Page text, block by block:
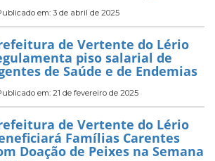
em: 3 de abril de 2025
de Vertente do Lério
piso salarial de
de Saúde e de Endemias
em: 21 de fevereiro de 2025
de Vertente do Lério
Famílias Carentes
Doação de Peixes na Semana